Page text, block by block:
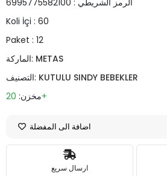
الرمز الشريطي : 6995775582100
Koli İçi : 60
Paket : 12
الماركة: METAS
التصنيف: KUTULU SINDY BEBEKLER
مخزن:20+
اضافة الى المفضلة
ارسال سريع